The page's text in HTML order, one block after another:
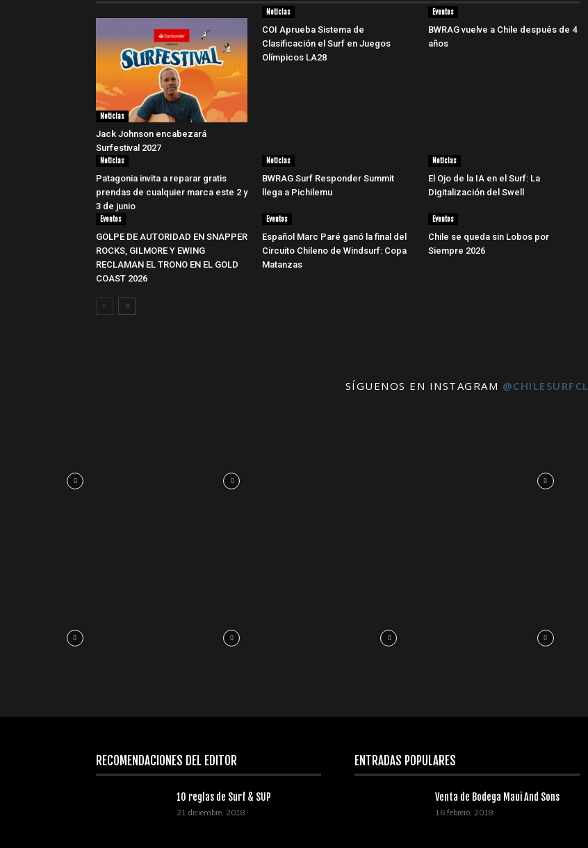
Noticias
Jack Johnson encabezará
Surfestival 2027
Noticias
COI Aprueba Sistema de
Clasificación el Surf en Juegos
Olímpicos LA28
Eventos
BWRAG vuelve a Chile después de 4
años
Noticias
Patagonia invita a reparar gratis
prendas de cualquier marca este 2 y
3 de junio
Noticias
BWRAG Surf Responder Summit
llega a Pichilemu
Noticias
El Ojo de la IA en el Surf: La
Digitalización del Swell
Eventos
GOLPE DE AUTORIDAD EN SNAPPER
ROCKS, GILMORE Y EWING
RECLAMAN EL TRONO EN EL GOLD
COAST 2026
Eventos
Español Marc Paré ganó la final del
Circuito Chileno de Windsurf: Copa
Matanzas
Eventos
Chile se queda sin Lobos por
Siempre 2026
SÍGUENOS EN INSTAGRAM @CHILESURFCL
RECOMENDACIONES DEL EDITOR
10 reglas de Surf & SUP
21 diciembre, 2018
ENTRADAS POPULARES
Venta de Bodega Maui And Sons
16 febrero, 2018